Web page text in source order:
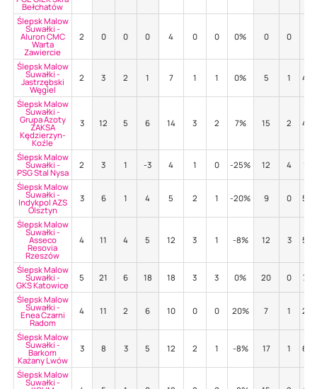
Bełchatów
Ślepsk Malow
Suwałki -
Aluron CMC
Warta
Zawiercie
2 0 0 0 4 0 0 0% 0 0
Ślepsk Malow
Suwałki -
Jastrzębski
Węgiel
2 3 2 1 7 1 1 0% 5 1
Ślepsk Malow
Suwałki -
Grupa Azoty
ZAKSA
Kędzierzyn-
Koźle
3 12 5 6 14 3 2 7% 15 2
Ślepsk Malow
Suwałki -
PSG Stal Nysa
2 3 1 -3 4 1 0 -25% 12 4
Ślepsk Malow
Suwałki -
Indykpol AZS
Olsztyn
3 6 1 4 5 2 1 -20% 9 0
Ślepsk Malow
Suwałki -
Asseco
Resovia
Rzeszów
4 11 4 5 12 3 1 -8% 12 3
Ślepsk Malow
Suwałki -
GKS Katowice
5 21 6 18 18 3 3 0% 20 0
Ślepsk Malow
Suwałki -
Enea Czarni
Radom
4 11 2 6 10 0 0 20% 7 1
Ślepsk Malow
Suwałki -
Barkom
Każany Lwów
3 8 3 5 12 2 1 -8% 17 1
Ślepsk Malow
Suwałki -